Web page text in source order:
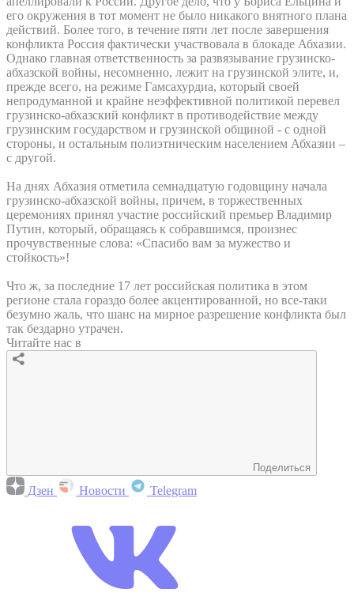
его окружения в тот момент не было никакого внятного плана
действий. Более того, в течение пяти лет после завершения
конфликта Россия фактически участвовала в блокаде Абхазии.
Однако главная ответственность за развязывание грузинско-
абхазской войны, несомненно, лежит на грузинской элите, и,
прежде всего, на режиме Гамсахурдиа, который своей
непродуманной и крайне неэффективной политикой перевел
грузинско-абхазский конфликт в противодействие между
грузинским государством и грузинской общиной - с одной
стороны, и остальным полиэтническим населением Абхазии –
с другой.
На днях Абхазия отметила семнадцатую годовщину начала
грузинско-абхазской войны, причем, в торжественных
церемониях принял участие российский премьер Владимир
Путин, который, обращаясь к собравшимся, произнес
прочувственные слова: «Спасибо вам за мужество и
стойкость»!
Что ж, за последние 17 лет российская политика в этом
регионе стала гораздо более акцентированной, но все-таки
безумно жаль, что шанс на мирное разрешение конфликта был
так бездарно утрачен.
Читайте нас в
Поделиться
Дзен Новости Telegram